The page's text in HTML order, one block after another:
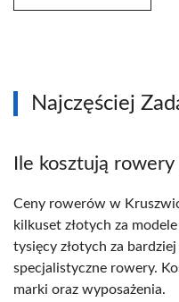
Najczęściej
Ile kosztują
Ceny rowerów w
kilkuset złotych za
tysięcy złotych za
specjalistyczne rowery.
marki oraz wyposażenia.